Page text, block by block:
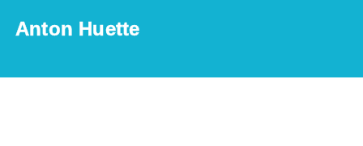
Anton Huette